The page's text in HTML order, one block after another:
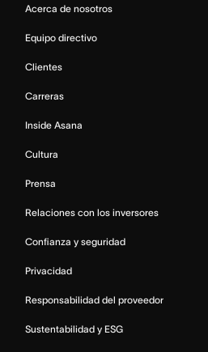
Acerca de nosotros
Equipo directivo
Clientes
Carreras
Inside Asana
Cultura
Prensa
Relaciones con los inversores
Confianza y seguridad
Privacidad
Responsabilidad del proveedor
Sustentabilidad y ESG